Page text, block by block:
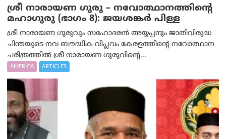
ശ്രീ നാരായണ ഗുരു – നവോത്ഥാനത്തിന്റെ
മഹാഗുരു (ഭാഗം 8): ജയശങ്കര്‍ പിള്ള
ശ്രീ നാരായണ ഗുരുവും സഹോദരൻ അയ്യപ്പനും ജാതിവിരുദ്ധ
ചിന്തയുടെ നവ ബൗദ്ധിക വിപ്ലവം കേരളത്തിന്റെ നവോത്ഥാന
ചരിത്രത്തിൽ ശ്രീ നാരായണ ഗുരുവിന്റെ...
AMERICA ARTICLES